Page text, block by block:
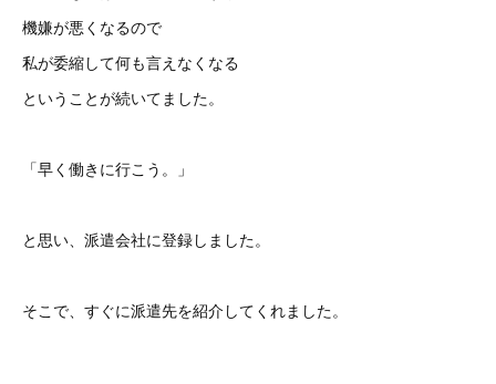
機嫌が悪くなるので
私が委縮して何も言えなくなる
ということが続いてました。
「早く働きに行こう。」
と思い、派遣会社に登録しました。
そこで、すぐに派遣先を紹介してくれました。